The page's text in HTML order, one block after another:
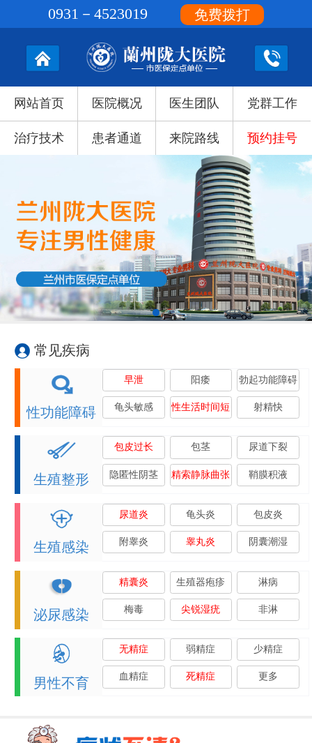
网站首页 医院概况 医生团队 党群工作
治疗技术 患者通道 来院路线 预约挂号
常见疾病
性功能障碍
早泄 阳痿 勃起功能障碍
龟头敏感 性生活时间短 射精快
生殖整形
包皮过长 包茎 尿道下裂
隐匿性阴茎 精索静脉曲张 鞘膜积液
生殖感染
尿道炎 龟头炎 包皮炎
附睾炎 睾丸炎 阴囊潮湿
泌尿感染
精囊炎 生殖器疱疹 淋病
梅毒 尖锐湿疣 非淋
男性不育
无精症 弱精症 少精症
血精症 死精症 更多
0931－4523019 免费拨打